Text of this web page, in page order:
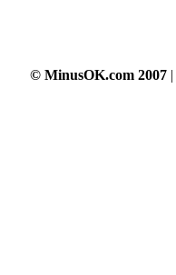
© MinusOK.com 2007 |